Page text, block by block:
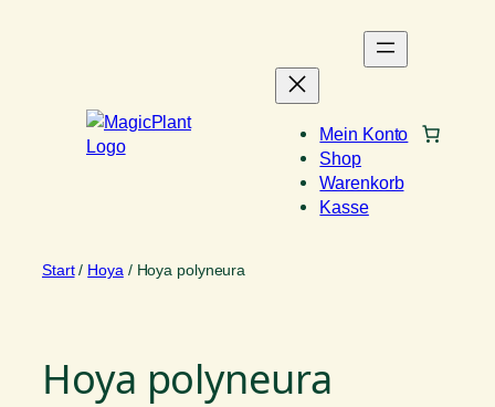
Mein Konto
Shop
Warenkorb
Kasse
Start/ Hoya / Hoya polyneura
Hoya polyneura